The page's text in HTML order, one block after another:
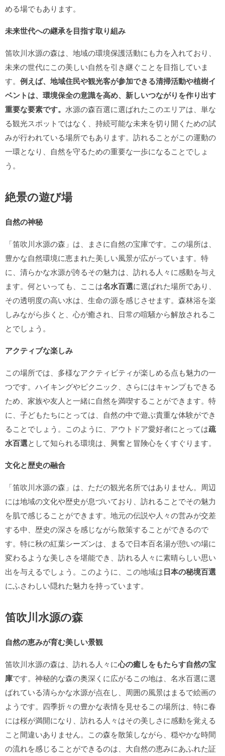
める場でもあります。
未来世代への継承を目指す取り組み
笛吹川水源の森は、地域の環境保護活動にも力を入れており、
未来の世代にこの美しい自然を引き継ぐことを目指していま
す。 例えば、地域住民や観光客が参加できる清掃活動や植樹イ
ベントは、環境保全の意識を高め、新しいつながりを作り出す
重要な要素です。 水源の森百選に選ばれたこのエリアは、単な
る観光スポットではなく、持続可能な未来を切り開くための試
みが行われている場所でもあります。訪れることがこの運動の
一環となり、自然を守るための重要な一歩になることでしょ
う。
絶景の遊び場
自然の神秘
「笛吹川水源の森」は、まさに自然の宝庫です。この場所は、
豊かな自然環境に恵まれた美しい風景が広がっています。特
に、清らかな水源が誇るその魅力は、訪れる人々に感動を与え
ます。何といっても、ここは名水百選に選ばれた場所であり、
その透明度の高い水は、生命の源を感じさせます。森林浴を楽
しみながら歩くと、心が癒され、日常の喧騒から解放されるこ
とでしょう。
アクティブな楽しみ
この場所では、多様なアクティビティが楽しめる点も魅力の一
つです。ハイキングやピクニック、さらにはキャンプもできる
ため、家族や友人と一緒に自然を満喫することができます。特
に、子どもたちにとっては、自然の中で遊ぶ貴重な体験ができ
ることでしょう。このように、アウトドア愛好者にとっては疏
水百選として知られる環境は、興奮と冒険心をくすぐります。
文化と歴史の融合
「笛吹川水源の森」は、ただの観光名所ではありません。周辺
には地域の文化や歴史が息づいており、訪れることでその魅力
を肌で感じることができます。地元の伝説や人々の営みが交差
する中、歴史の深さを感じながら散策することができるので
す。特に秋の紅葉シーズンは、まるで日本百名湯が憩いの場に
変わるような美しさを堪能でき、訪れる人々に素晴らしい思い
出を与えるでしょう。このように、この地域は日本の秘境百選
にふさわしい隠れた魅力を持っています。
笛吹川水源の森
自然の恵みが育む美しい景観
笛吹川水源の森は、訪れる人々に心の癒しをもたらす自然の宝
庫です。神秘的な森の奥深くに広がるこの地は、名水百選に選
ばれている清らかな水源が点在し、周囲の風景はまるで絵画の
ようです。四季折々の豊かな表情を見せるこの場所は、特に春
には桜が満開になり、訪れる人々はその美しさに感動を覚える
こと間違いありません。この森を散策しながら、穏やかな時間
の流れを感じることができるのは、大自然の恵みにあふれた証